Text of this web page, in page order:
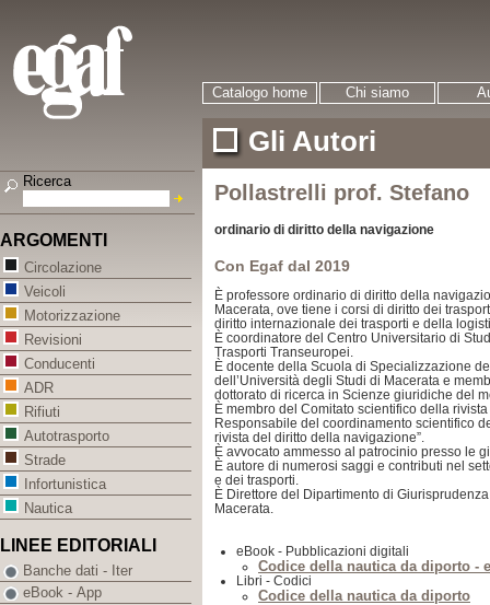
Catalogo home Chi siamo
Gli Autori
Pollastrelli prof. Stefano
ordinario di diritto della navigazione
Con Egaf dal 2019
È professore ordinario di diritto della
Macerata, ove tiene i corsi di diritto dei
diritto internazionale dei trasporti e della
È coordinatore del Centro Universitario di
Trasporti Transeuropei.
È docente della Scuola di Specializzazione
dell’Università degli Studi di Macerata e
dottorato di ricerca in Scienze giuridiche del
È membro del Comitato scientifico della
Responsabile del coordinamento scientifico
rivista del diritto della navigazione”.
È avvocato ammesso al patrocinio presso le
È autore di numerosi saggi e contributi nel
e dei trasporti.
È Direttore del Dipartimento di
Macerata.
eBook - Pubblicazioni digitali
Codice della nautica da diporto -
Libri - Codici
Codice della nautica da diporto
Ricerca
ARGOMENTI
Circolazione
Veicoli
Motorizzazione
Revisioni
Conducenti
ADR
Rifiuti
Autotrasporto
Strade
Infortunistica
Nautica
LINEE EDITORIALI
Banche dati - Iter
eBook - App